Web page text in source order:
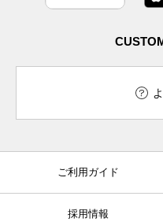
ご利用ガイド
採用情報